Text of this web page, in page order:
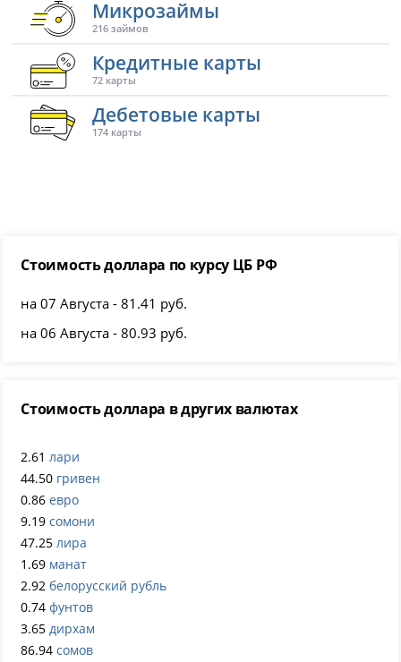
Микрозаймы
216 займов
Кредитные карты
72 карты
Дебетовые карты
174 карты
Стоимость доллара по курсу ЦБ РФ
на 07 Августа - 81.41 руб.
на 06 Августа - 80.93 руб.
Стоимость доллара в других валютах
2.61лари
44.50 гривен
0.86евро
9.19сомони
47.25лира
1.69 манат
2.92белорусский рубль
0.74фунтов
3.65дирхам
86.94сомов